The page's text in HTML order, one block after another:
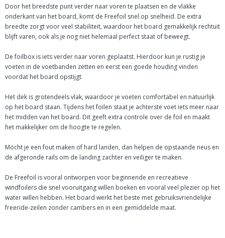
Door het breedste punt verder naar voren te plaatsen en de vlakke
onderkant van het board, komt de Freefoil snel op snelheid. De extra
breedte zorgt voor veel stabiliteit, waardoor het board gemakkelijk rechtuit
blijft varen, ook als je nog niet helemaal perfect staat of beweegt.
De foilbox is iets verder naar voren geplaatst. Hierdoor kun je rustig je
voeten in de voetbanden zetten en eerst een goede houding vinden
voordat het board opstijgt.
Het dek is grotendeels vlak, waardoor je voeten comfortabel en natuurlijk
op het board staan. Tijdens het foilen staat je achterste voet iets meer naar
het midden van het board. Dit geeft extra controle over de foil en maakt
het makkelijker om de hoogte te regelen.
Mocht je een fout maken of hard landen, dan helpen de opstaande neus en
de afgeronde rails om de landing zachter en veiliger te maken.
De Freefoil is vooral ontworpen voor beginnende en recreatieve
windfoilers die snel vooruitgang willen boeken en vooral veel plezier op het
water willen hebben. Het board werkt het beste met gebruiksvriendelijke
freeride-zeilen zonder cambers en in een gemiddelde maat.